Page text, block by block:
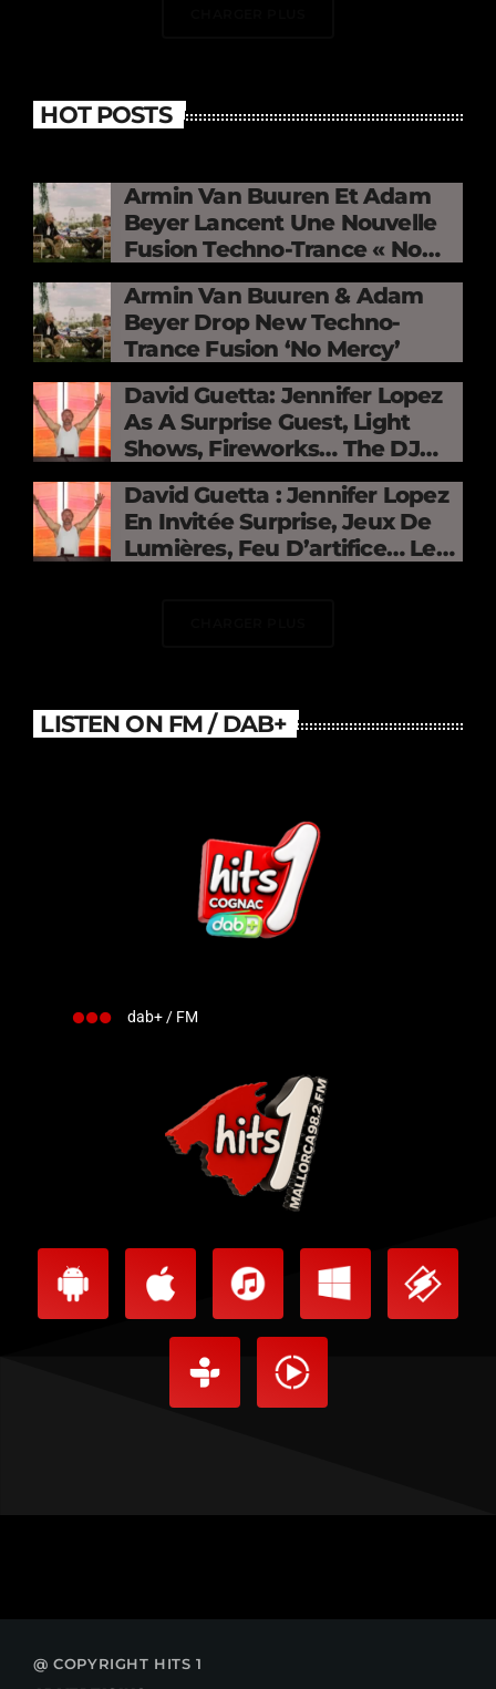
HOT POSTS
Armin Van Buuren Et Adam
Beyer Lancent Une Nouvelle
Fusion Techno-Trance « No
Armin Van Buuren & Adam
Beyer Drop New Techno-
Trance Fusion ‘No Mercy’
David Guetta: Jennifer Lopez
As A Surprise Guest, Light
Shows, Fireworks… The DJ
France
David Guetta : Jennifer Lopez
En Invitée Surprise, Jeux De
Lumières, Feu D’artifice… Le
LISTEN ON FM / DAB+
dab+ / FM
@ COPYRIGHT HITS 1